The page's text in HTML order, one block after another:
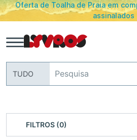
Oferta de Toalha de Praia em
assinalados
TUDO
FILTROS (0)